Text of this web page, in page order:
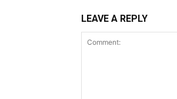
LEAVE A REPLY